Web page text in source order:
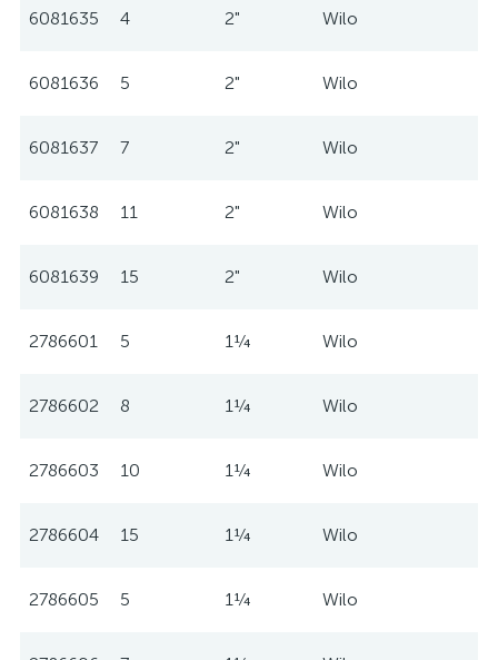
6081635 4 2" Wilo
6081636 5 2" Wilo
6081637 7 2" Wilo
6081638 11 2" Wilo
6081639 15 2" Wilo
2786601 5 1¼ Wilo
2786602 8 1¼ Wilo
2786603 10 1¼ Wilo
2786604 15 1¼ Wilo
2786605 5 1¼ Wilo